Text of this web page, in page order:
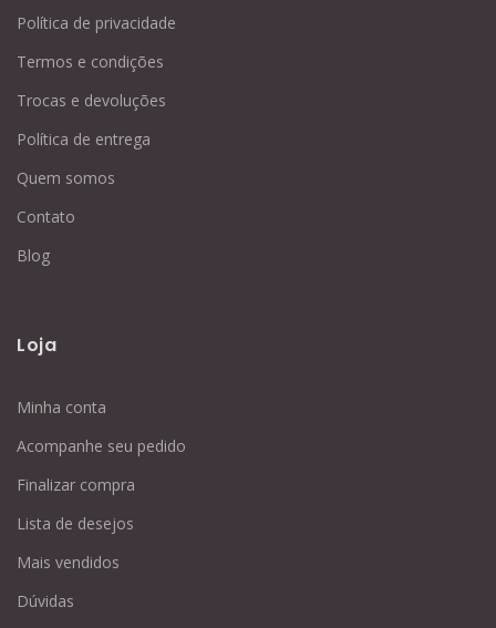
Política de privacidade
Termos e condições
Trocas e devoluções
Política de entrega
Quem somos
Contato
Blog
Loja
Minha conta
Acompanhe seu pedido
Finalizar compra
Lista de desejos
Mais vendidos
Dúvidas